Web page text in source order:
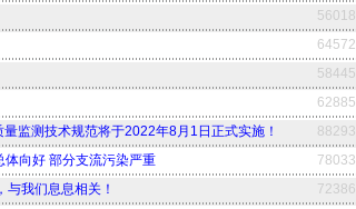
56018
64572
58445
62885
监测技术规范将于2022年8月1日正式实施！
88293
向好 部分支流污染严重
78033
我们息息相关！
72386